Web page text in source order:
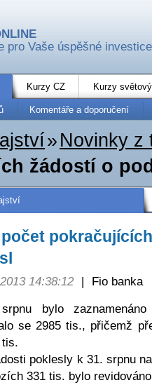
pro Vaše úspěšné investice
Kurzy CZ Kurzy
Komentáře a doporučení
» Novinky z
žádostí o
14:38:12 |
Fio banka
bylo
se 2985 tis., přičemž
tis.
poklesly k 31. srpnu
331 tis. bylo